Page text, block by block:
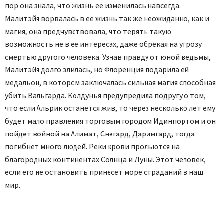
пор она знала, что жизнь ее изменилась навсегда.
Малитэйя ворвалась в ее жизнь так же неожиданно, как и
магия, она предчувствовала, что терять такую
возможность не в ее интересах, даже обрекая на угрозу
смертью другого человека. Узнав правду от юной ведьмы,
Малитэйя долго злилась, но Флоренция подарила ей
медальон, в котором заключалась сильная магия способная
убить Вальгарда. Колдунья предупредила подругу о том,
что если Альрик останется жив, то через несколько лет ему
будет мало правления торговым городом Идинпортом и он
пойдет войной на Алимат, Снегард, Даримгард, тогда
погибнет много людей. Реки крови прольются на
благородных континентах Солнца и Луны. Этот человек,
если его не остановить принесет море страданий в наш
мир.